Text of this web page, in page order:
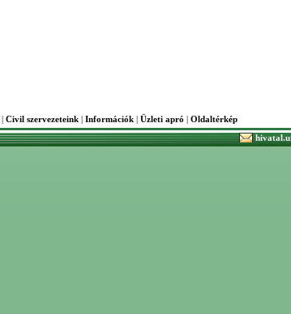
| Civil szervezeteink | Információk | Üzleti apró | Oldaltérkép